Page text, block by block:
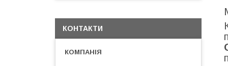
КОНТАКТИ